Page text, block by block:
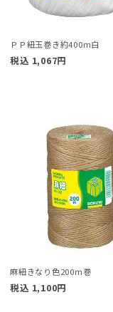
ＰＰ紐玉巻き約400ｍ白
税込 1,067円
麻紐きなり色200ｍ巻
税込 1,100円